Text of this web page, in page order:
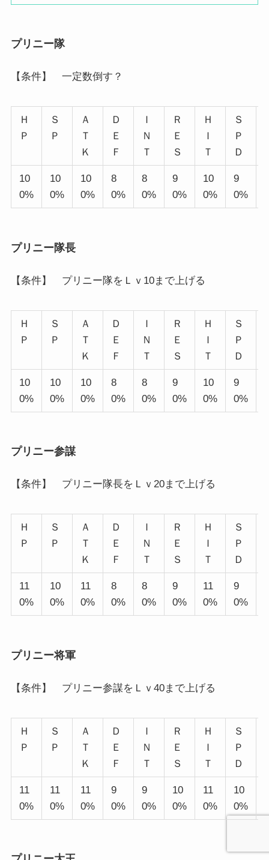
プリニー隊
【条件】 一定数倒す？
Ｈ
Ｐ
Ｓ
Ｐ
Ａ
Ｔ
Ｋ
Ｄ
Ｅ
Ｆ
Ｉ
Ｎ
Ｔ
Ｒ
Ｅ
Ｓ
Ｈ
Ｉ
Ｔ
Ｓ
Ｐ
Ｄ
10
0%
10
0%
10
0%
8
0%
8
0%
9
0%
10
0%
9
0%
プリニー隊長
【条件】 プリニー隊をＬｖ10まで上げる
Ｈ
Ｐ
Ｓ
Ｐ
Ａ
Ｔ
Ｋ
Ｄ
Ｅ
Ｆ
Ｉ
Ｎ
Ｔ
Ｒ
Ｅ
Ｓ
Ｈ
Ｉ
Ｔ
Ｓ
Ｐ
Ｄ
10
0%
10
0%
10
0%
8
0%
8
0%
9
0%
10
0%
9
0%
プリニー参謀
【条件】 プリニー隊長をＬｖ20まで上げる
Ｈ
Ｐ
Ｓ
Ｐ
Ａ
Ｔ
Ｋ
Ｄ
Ｅ
Ｆ
Ｉ
Ｎ
Ｔ
Ｒ
Ｅ
Ｓ
Ｈ
Ｉ
Ｔ
Ｓ
Ｐ
Ｄ
11
0%
10
0%
11
0%
8
0%
8
0%
9
0%
11
0%
9
0%
プリニー将軍
【条件】 プリニー参謀をＬｖ40まで上げる
Ｈ
Ｐ
Ｓ
Ｐ
Ａ
Ｔ
Ｋ
Ｄ
Ｅ
Ｆ
Ｉ
Ｎ
Ｔ
Ｒ
Ｅ
Ｓ
Ｈ
Ｉ
Ｔ
Ｓ
Ｐ
Ｄ
11
0%
11
0%
11
0%
9
0%
9
0%
10
0%
11
0%
10
0%